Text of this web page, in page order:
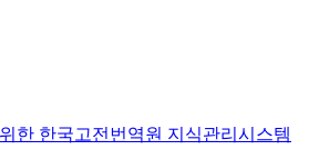
한 한국고전번역원 지식관리시스템